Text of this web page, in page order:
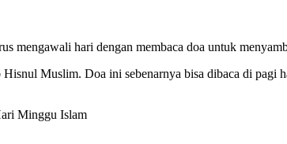
mengawali hari dengan membaca doa untuk
Muslim. Doa ini sebenarnya bisa dibaca di pagi